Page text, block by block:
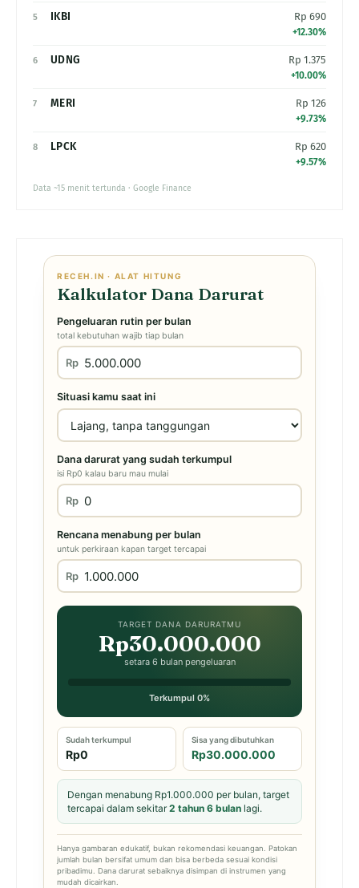
5 IKBI Rp 690
+12.30%
6 UDNG Rp 1.375
+10.00%
7 MERI Rp 126
+9.73%
8 LPCK Rp 620
+9.57%
Data ~15 menit tertunda · Google Finance
RECEH.IN · ALAT HITUNG
Kalkulator Dana Darurat
Pengeluaran rutin per bulan
total kebutuhan wajib tiap bulan
Rp
Situasi kamu saat ini
Dana darurat yang sudah terkumpul
isi Rp0 kalau baru mau mulai
Rp
Rencana menabung per bulan
untuk perkiraan kapan target tercapai
Rp
TARGET DANA DARURATMU
Rp30.000.000
setara 6 bulan pengeluaran
Terkumpul 0%
Sudah terkumpul
Rp0
Sisa yang dibutuhkan
Rp30.000.000
Dengan menabung Rp1.000.000 per bulan, target
tercapai dalam sekitar2 tahun 6 bulan lagi.
Hanya gambaran edukatif, bukan rekomendasi keuangan. Patokan
jumlah bulan bersifat umum dan bisa berbeda sesuai kondisi
pribadimu. Dana darurat sebaiknya disimpan di instrumen yang
mudah dicairkan.